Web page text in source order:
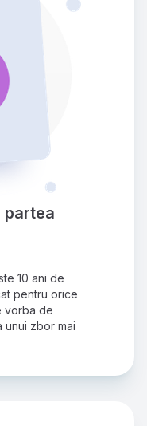
partea
10 ani de
pentru orice
vorba de
unui zbor mai